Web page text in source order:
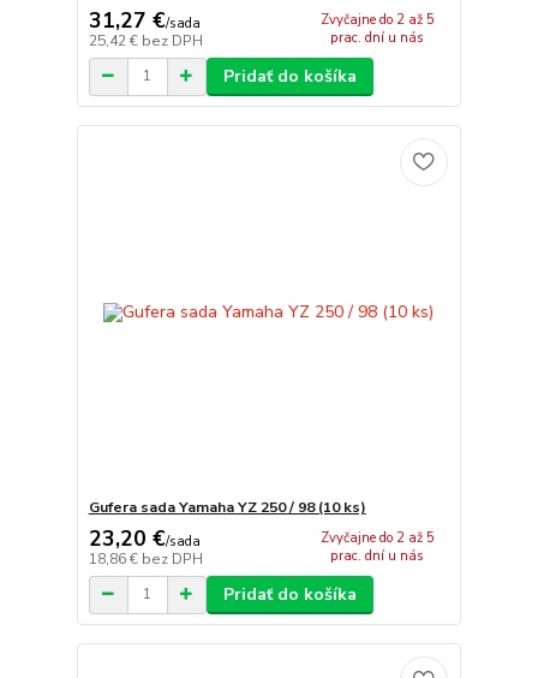
31,27 €/sada
25,42 € bez DPH
Zvyčajne do 2 až 5
prac. dní u nás
Pridať do košíka
Gufera sada Yamaha YZ 250 / 98 (10 ks)
23,20 €/sada
18,86 € bez DPH
Zvyčajne do 2 až 5
prac. dní u nás
Pridať do košíka